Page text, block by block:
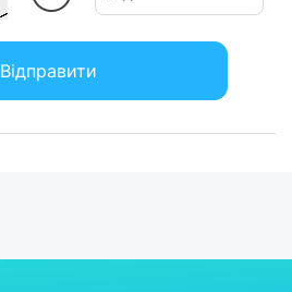
Відправити